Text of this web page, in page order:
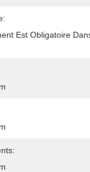
Est Obligatoire